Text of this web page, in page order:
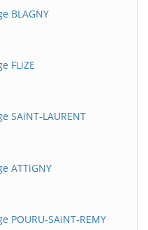
BLAGNY
FLiZE
SAiNT-LAURENT
ATTiGNY
POURU-SAiNT-REMY